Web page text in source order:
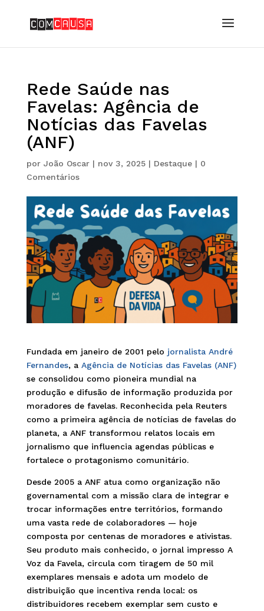
Rede Saúde nas
Favelas: Agência de
Notícias das Favelas
(ANF)
por João Oscar| nov 3, 2025| Destaque| 0
Comentários
Fundada em janeiro de 2001 pelo jornalista André
Fernandes, a Agência de Notícias das Favelas (ANF)
se consolidou como pioneira mundial na
produção e difusão de informação produzida por
moradores de favelas. Reconhecida pela Reuters
como a primeira agência de notícias de favelas do
planeta, a ANF transformou relatos locais em
jornalismo que influencia agendas públicas e
fortalece o protagonismo comunitário.
Desde 2005 a ANF atua como organização não
governamental com a missão clara de integrar e
trocar informações entre territórios, formando
uma vasta rede de colaboradores — hoje
composta por centenas de moradores e ativistas.
Seu produto mais conhecido, o jornal impresso A
Voz da Favela, circula com tiragem de 50 mil
exemplares mensais e adota um modelo de
distribuição que incentiva renda local: os
distribuidores recebem exemplar sem custo e